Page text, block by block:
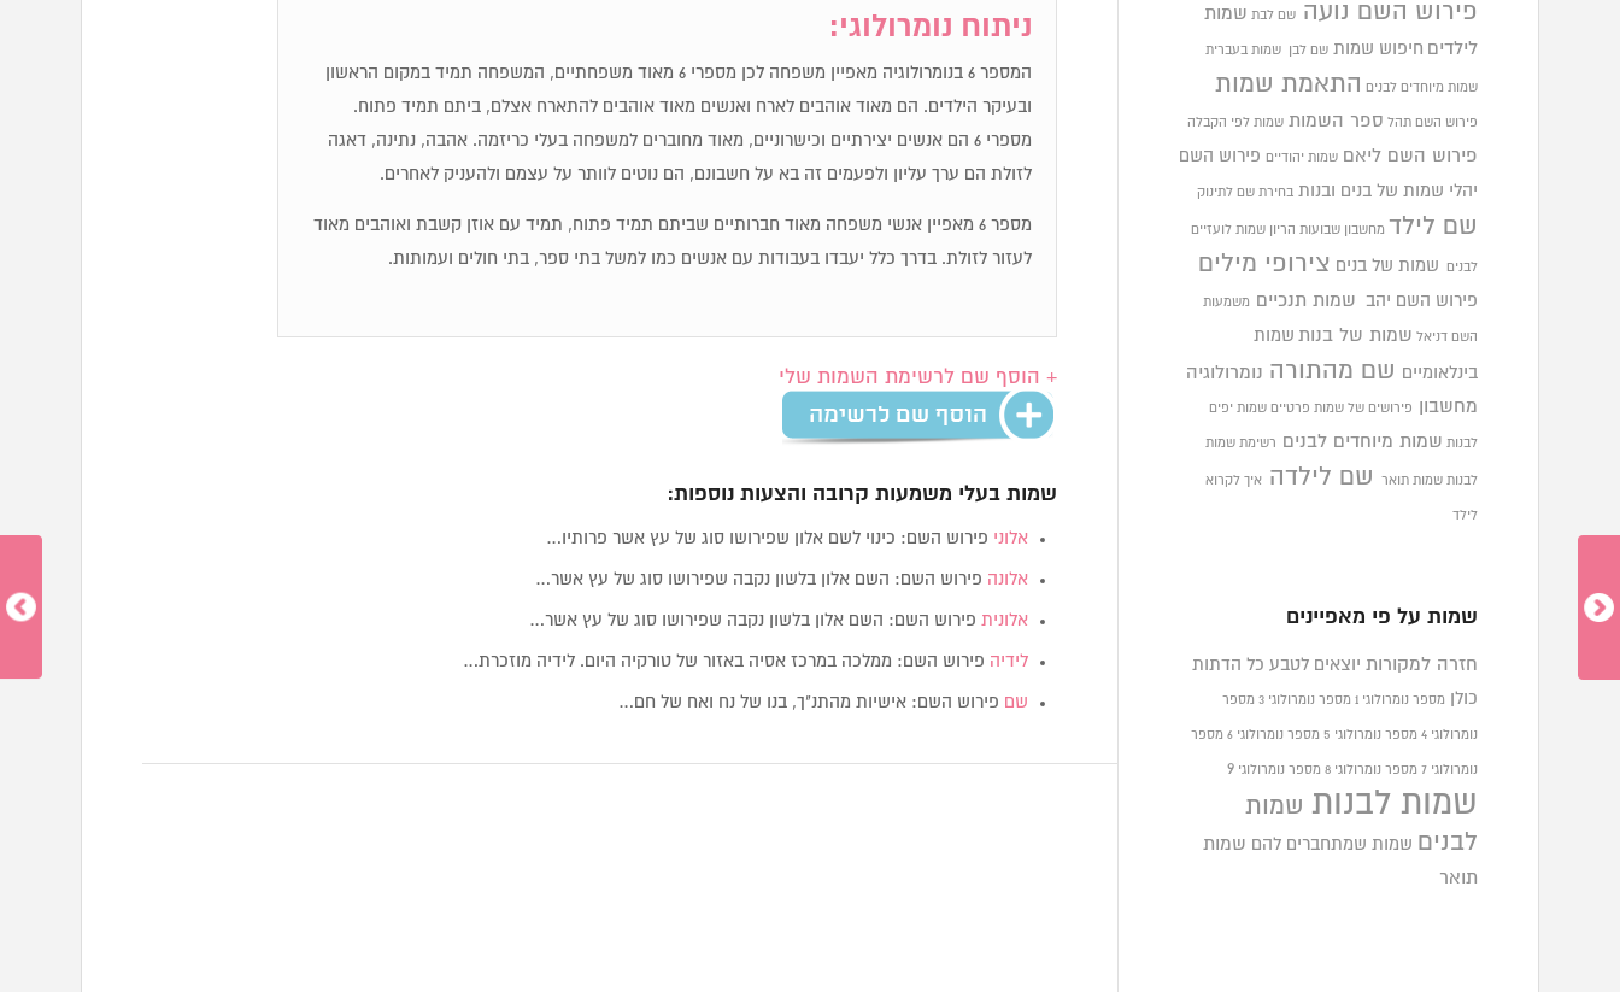
ניתוח נומרולוגי:
המספר 6 בנומרולוגיה מאפיין משפחה לכן מספרי 6 מאוד משפחתיים, המשפחה תמיד במקום הראשון
ובעיקר הילדים. הם מאוד אוהבים לארח ואנשים מאוד אוהבים להתארח אצלם, ביתם תמיד פתוח.
מספרי 6 הם אנשים יצירתיים וכישרוניים, מאוד מחוברים למשפחה בעלי כריזמה. אהבה, נתינה, דאגה
לזולת הם ערך עליון ולפעמים זה בא על חשבונם, הם נוטים לוותר על עצמם ולהעניק לאחרים.
מספר 6 מאפיין אנשי משפחה מאוד חברותיים שביתם תמיד פתוח, תמיד עם אוזן קשבת ואוהבים מאוד
לעזור לזולת. בדרך כלל יעבדו בעבודות עם אנשים כמו למשל בתי ספר, בתי חולים ועמותות.
+ הוסף שם לרשימת השמות שלי
שמות בעלי משמעות קרובה והצעות נוספות:
אלוני פירוש השם: כינוי לשם אלון שפירושו סוג של עץ אשר פרותיו…
אלונה פירוש השם: השם אלון בלשון נקבה שפירושו סוג של עץ אשר…
אלונית פירוש השם: השם אלון בלשון נקבה שפירושו סוג של עץ אשר…
לידיה פירוש השם: ממלכה במרכז אסיה באזור של טורקיה היום. לידיה מוזכרת…
שם פירוש השם: אישיות מהתנ"ך, בנו של נח ואח של חם…
פירוש השם נועה
שם לבת שמות
לילדים חיפוש שמות שם לבן שמות בעברית
שמות מיוחדים לבנים התאמת שמות
פירוש השם תהל ספר השמות שמות לפי הקבלה
פירוש השם ליאם שמות יהודיים פירוש השם
יהלי שמות של בנים ובנות בחירת שם לתינוק
שם לילד מחשבון שבועות הריון שמות לועזיים
לבנים שמות של בנים צירופי מילים
פירוש השם יהב שמות תנכיים משמעות
השם דניאל שמות של בנות שמות
בינלאומיים שם מהתורה נומרולוגיה
מחשבון פירושים של שמות פרטיים שמות יפים
לבנות שמות מיוחדים לבנים רשימת שמות
לבנות שמות תואר שם לילדה איך לקרוא
לילד
שמות על פי מאפיינים
חזרה למקורות יוצאים לטבע כל הדתות
כולן מספר נומרולוגי 1 מספר נומרולוגי 3 מספר
נומרולוגי 4 מספר נומרולוגי 5 מספר נומרולוגי 6 מספר
נומרולוגי 7 מספר נומרולוגי 8 מספר נומרולוגי9
שמות לבנות שמות
לבנים
שמות שמתחברים להם שמות
תואר